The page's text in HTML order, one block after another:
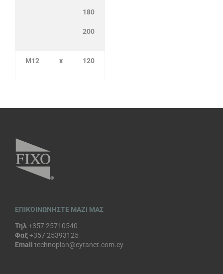
180
200
M12 x 120
ΕΠΙΚΟΙΝΩΝΗΣΤΕ ΜΑΖΙ ΜΑΣ
Τηλ+357 25710540
Φαξ+357 25393125
Email technoplan@cytanet.com.cy